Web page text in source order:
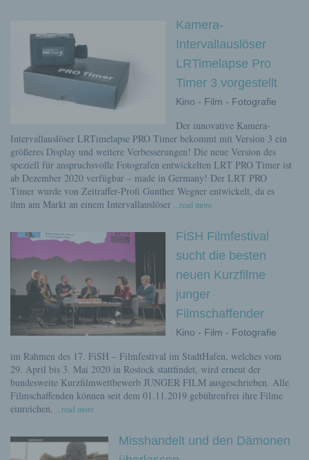
Kamera-
Intervallauslöser
LRTimelapse Pro
Timer 3 vorgestellt
Kino - Film - Fotografie
Der innovative Kamera-
Intervallauslöser LRTimelapse PRO Timer bekommt mit Version 3 ein
größeres Display und weitere Verbesserungen! Die neue Version des
speziell für anspruchsvolle Fotografen entwickelten LRT PRO Timer ist
ab Dezember 2020 verfügbar – made in Germany! Der LRT PRO
Timer wurde von Zeitraffer-Profi Gunther Wegner entwickelt, da es
ihm am Markt an einem Intervallauslöser ...read more
FiSH Filmfestival
sucht die besten
neuen Kurzfilme
junger
Filmschaffender
Kino - Film - Fotografie
im Rahmen des 17. FiSH – Filmfestival im StadtHafen, welches vom
29. April bis 3. Mai 2020 in Rostock stattfindet, wird erneut der
bundesweite Kurzfilmwettbewerb JUNGER FILM ausgeschrieben. Alle
Filmschaffenden können seit dem 01.11.2019 gebührenfrei ihre Filme
einreichen, ...read more
Misshandelt und den Dämonen